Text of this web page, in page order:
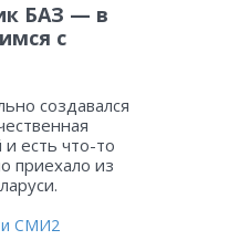
БАЗ — в
с
создавался
есть что-то
приехало из
СМИ2